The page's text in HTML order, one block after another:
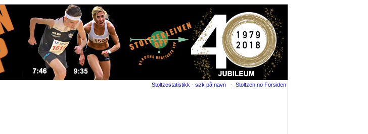
Stoltzestatistikk - søk på navn - Stoltzen.no Forsiden